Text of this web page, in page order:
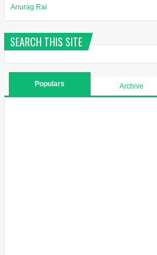
Anurag Rai
SEARCH THIS SITE
Populars Archive